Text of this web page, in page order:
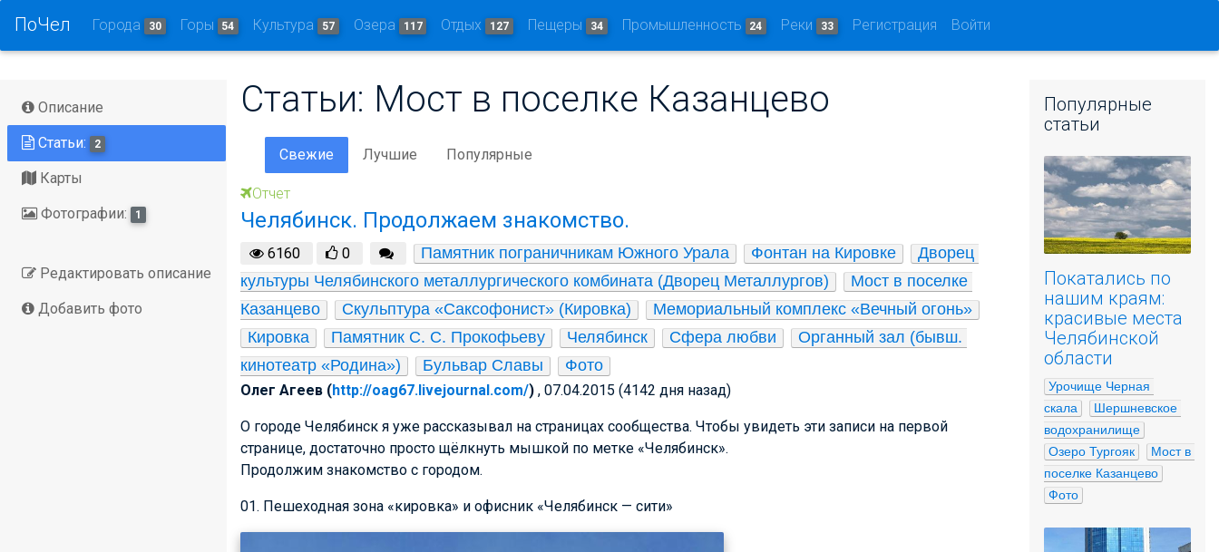
ПоЧел Города 30 Горы 54 Культура 57 Озера 117 Отдых 127 Пещеры 34 Промышленность 24 Реки 33 Регистрация Войти
Описание
Статьи: 2
Карты
Фотографии: 1
Редактировать описание
Добавить фото
Статьи: Мост в поселке Казанцево
Свежие Лучшие Популярные
Отчет
Челябинск. Продолжаем знакомство.
6160 0 Памятник пограничникам Южного Урала Фонтан на Кировке
Дворец
культуры Челябинского металлургического комбината (Дворец Металлургов)
Мост в поселке
Казанцево
Скульптура «Саксофонист» (Кировка)
Мемориальный комплекс «Вечный огонь»
Кировка
Памятник С. С. Прокофьеву Челябинск Сфера любви
Органный зал (бывш.
кинотеатр «Родина»)
Бульвар Славы Фото
Олег Агеев (http://oag67.livejournal.com/) , 07.04.2015 (4142 дня назад)
О городе Челябинск я уже рассказывал на страницах сообщества. Чтобы увидеть эти записи на первой
странице, достаточно просто щёлкнуть мышкой по метке «Челябинск».
Продолжим знакомство с городом.
01. Пешеходная зона «кировка» и офисник «Челябинск — сити»
Популярные
статьи
Покатались по
нашим краям:
красивые места
Челябинской
области
Урочище Черная
скала
Шершневское
водохранилище
Озеро Тургояк
Мост в
поселке Казанцево
Фото